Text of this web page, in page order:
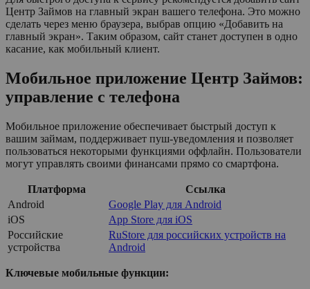
Центр Займов на главный экран вашего телефона. Это можно
сделать через меню браузера, выбрав опцию «Добавить на
главный экран». Таким образом, сайт станет доступен в одно
касание, как мобильный клиент.
Мобильное приложение Центр Займов:
управление с телефона
Мобильное приложение обеспечивает быстрый доступ к
вашим займам, поддерживает пуш-уведомления и позволяет
пользоваться некоторыми функциями оффлайн. Пользователи
могут управлять своими финансами прямо со смартфона.
Платформа
Ссылка
Android
Google Play для Android
iOS
App Store для iOS
Российские
устройства
RuStore для российских устройств на
Android
Ключевые мобильные функции: